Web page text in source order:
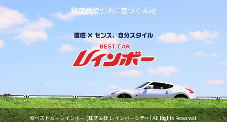
特定商取引法に基づく表記
©ベストカーレインボー (株式会社 レインボーシティ) All Rights Reserved.